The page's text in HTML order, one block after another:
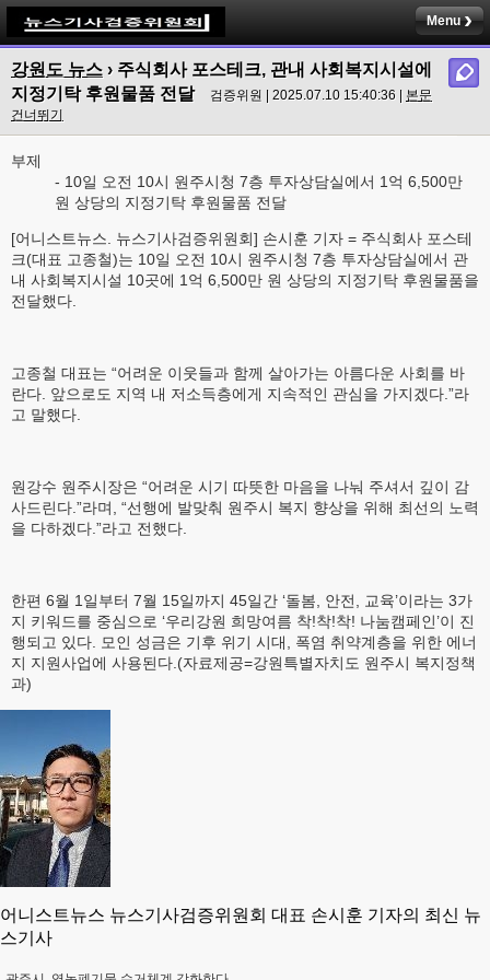
Menu
강원도 뉴스 › 주식회사 포스테크, 관내 사회복지시설에
지정기탁 후원물품 전달
검증위원 | 2025.07.10 15:40:36 | 본문
건너뛰기
부제
- 10일 오전 10시 원주시청 7층 투자상담실에서 1억 6,500만
원 상당의 지정기탁 후원물품 전달
[어니스트뉴스. 뉴스기사검증위원회] 손시훈 기자 = 주식회사 포스테
크(대표 고종철)는 10일 오전 10시 원주시청 7층 투자상담실에서 관
내 사회복지시설 10곳에 1억 6,500만 원 상당의 지정기탁 후원물품을
전달했다.
고종철 대표는 “어려운 이웃들과 함께 살아가는 아름다운 사회를 바
란다. 앞으로도 지역 내 저소득층에게 지속적인 관심을 가지겠다.”라
고 말했다.
원강수 원주시장은 “어려운 시기 따뜻한 마음을 나눠 주셔서 깊이 감
사드린다.”라며, “선행에 발맞춰 원주시 복지 향상을 위해 최선의 노력
을 다하겠다.”라고 전했다.
한편 6월 1일부터 7월 15일까지 45일간 ‘돌봄, 안전, 교육’이라는 3가
지 키워드를 중심으로 ‘우리강원 희망여름 착!착!착! 나눔캠페인’이 진
행되고 있다. 모인 성금은 기후 위기 시대, 폭염 취약계층을 위한 에너
지 지원사업에 사용된다.(자료제공=강원특별자치도 원주시 복지정책
과)
어니스트뉴스 뉴스기사검증위원회 대표 손시훈 기자의 최신 뉴
스기사